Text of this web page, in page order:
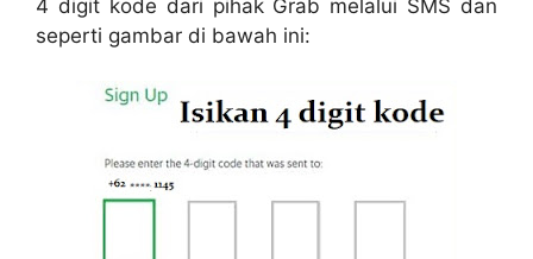
4 digit kode dari pihak Grab melalui SMS dan
seperti gambar di bawah ini: